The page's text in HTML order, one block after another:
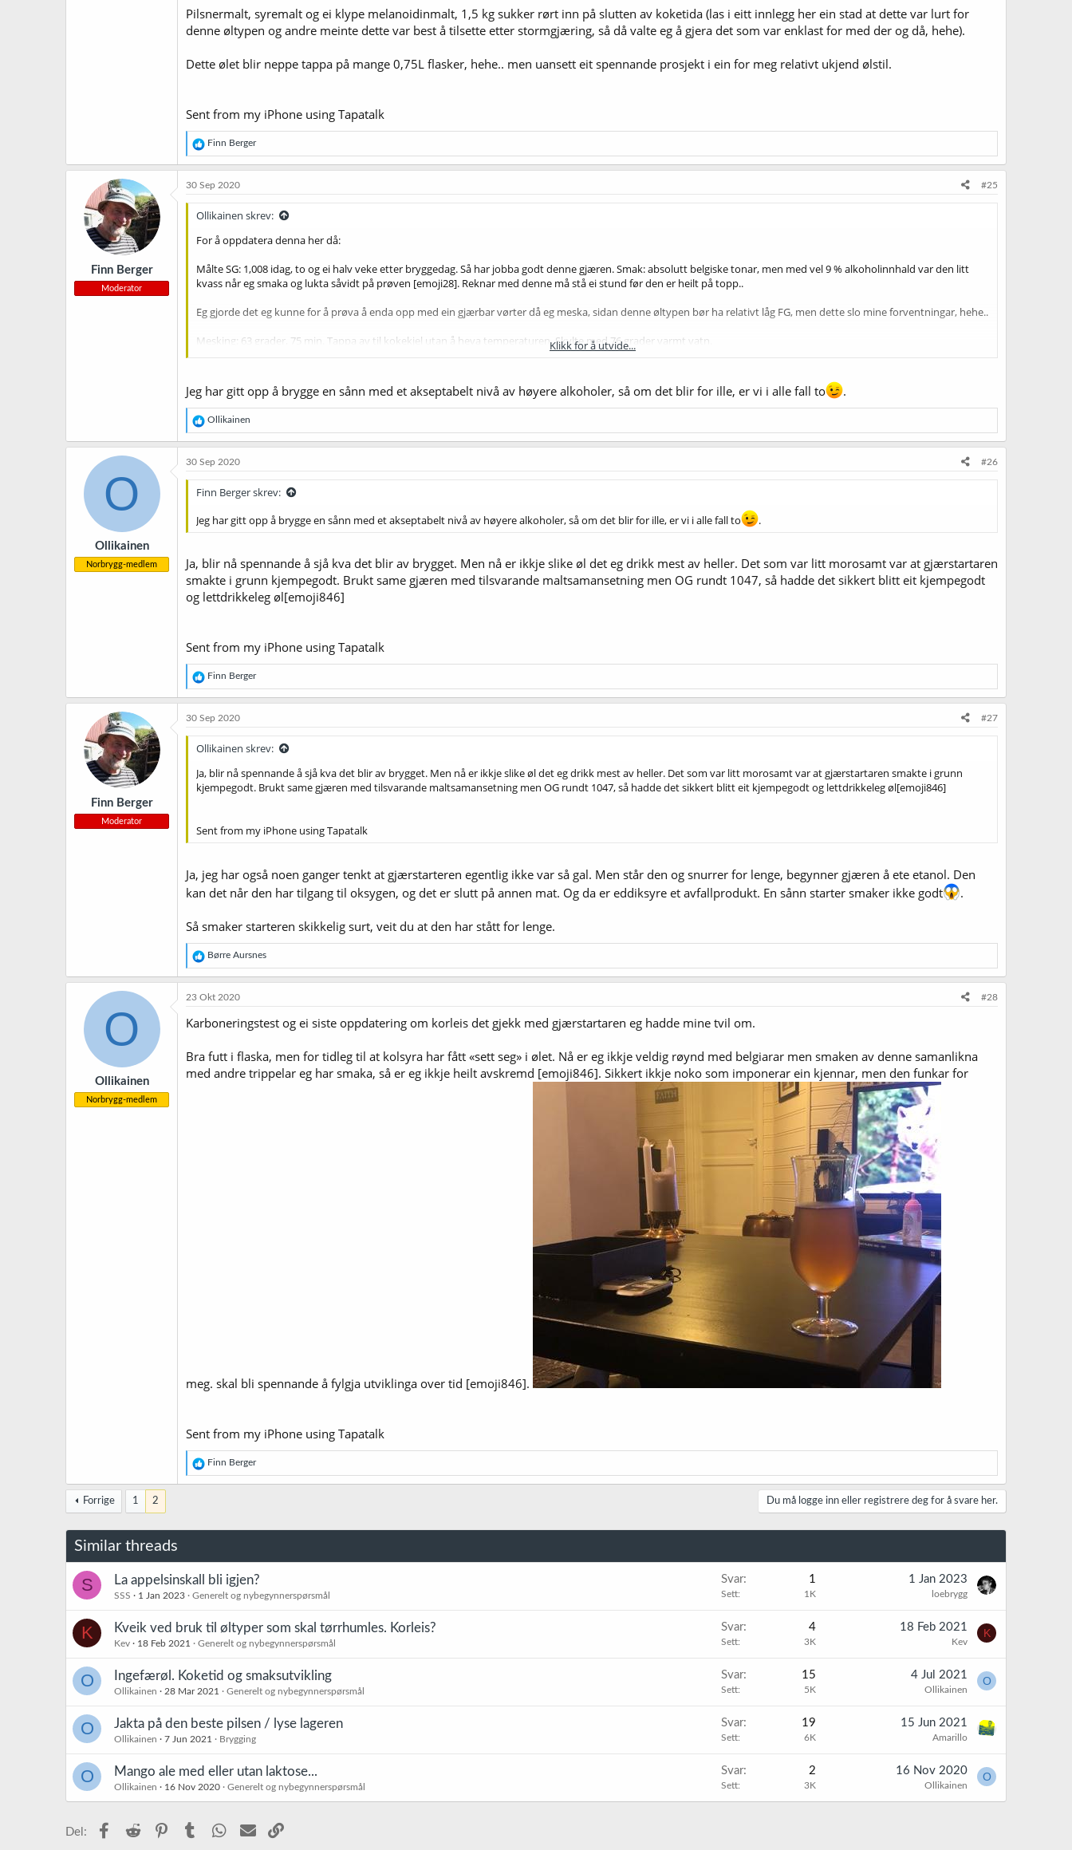
Pilsnermalt, syremalt og ei klype melanoidinmalt, 1,5 kg sukker rørt inn på slutten av koketida (las i eitt innlegg her ein stad at dette var lurt for
denne øltypen og andre meinte dette var best å tilsette etter stormgjæring, så då valte eg å gjera det som var enklast for med der og då, hehe).
Dette ølet blir neppe tappa på mange 0,75L flasker, hehe.. men uansett eit spennande prosjekt i ein for meg relativt ukjend ølstil.
Sent from my iPhone using Tapatalk
R
e
a
j
o
e
:
Finn Berger
Finn Berger
Moderator
30 Sep 2020 #25
Ollikainen skrev:
For å oppdatera denna her då:
Målte SG: 1,008 idag, to og ei halv veke etter bryggedag. Så har jobba godt denne gjæren. Smak: absolutt belgiske tonar, men med vel 9 % alkoholinnhald var den litt
kvass når eg smaka og lukta såvidt på prøven [emoji28]. Reknar med denne må stå ei stund før den er heilt på topp..
Eg gjorde det eg kunne for å prøva å enda opp med ein gjærbar vørter då eg meska, sidan denne øltypen bør ha relativt låg FG, men dette slo mine forventningar, hehe..
Mesking: 63 grader, 75 min. Tappa av til kokekjel utan å heva temperaturen. Skylte med 76 grader varmt vatn.
meinte dette var best å tilsette etter stormgjæring, så då valte eg å gjera det som var enklast for med der og då, hehe).
Dette ølet blir neppe tappa på mange 0,75L flasker, hehe.. men uansett eit spennande prosjekt i ein for meg relativt ukjend ølstil.
Sent from my iPhone using Tapatalk
Klikk for å utvide...
Jeg har gitt opp å brygge en sånn med et akseptabelt nivå av høyere alkoholer, så om det blir for ille, er vi i alle fall to .
R
e
a
j
o
e
Ollikainen
O
Ollikainen
Norbrygg-medlem
30 Sep 2020 #26
Finn Berger skrev:
Jeg har gitt opp å brygge en sånn med et akseptabelt nivå av høyere alkoholer, så om det blir for ille, er vi i alle fall to
.
Ja, blir nå spennande å sjå kva det blir av brygget. Men nå er ikkje slike øl det eg drikk mest av heller. Det som var litt morosamt var at gjærstartaren
smakte i grunn kjempegodt. Brukt same gjæren med tilsvarande maltsamansetning men OG rundt 1047, så hadde det sikkert blitt eit kjempegodt
og lettdrikkeleg øl[emoji846]
Sent from my iPhone using Tapatalk
R
e
a
j
o
e
r
Finn Berger
Finn Berger
Moderator
30 Sep 2020 #27
Ollikainen skrev:
Ja, blir nå spennande å sjå kva det blir av brygget. Men nå er ikkje slike øl det eg drikk mest av heller. Det som var litt morosamt var at gjærstartaren smakte i grunn
kjempegodt. Brukt same gjæren med tilsvarande maltsamansetning men OG rundt 1047, så hadde det sikkert blitt eit kjempegodt og lettdrikkeleg øl[emoji846]
Sent from my iPhone using Tapatalk
Ja, jeg har også noen ganger tenkt at gjærstarteren egentlig ikke var så gal. Men står den og snurrer for lenge, begynner gjæren å ete etanol. Den
kan det når den har tilgang til oksygen, og det er slutt på annen mat. Og da er eddiksyre et avfallprodukt. En sånn starter smaker ikke godt
.
Så smaker starteren skikkelig surt, veit du at den har stått for lenge.
R
e
a
k
o
e
r
Børre Aursnes
O
Ollikainen
Norbrygg-medlem
23 Okt 2020 #28
Karboneringstest og ei siste oppdatering om korleis det gjekk med gjærstartaren eg hadde mine tvil om.
Bra futt i flaska, men for tidleg til at kolsyra har fått «sett seg» i ølet. Nå er eg ikkje veldig røynd med belgiarar men smaken av denne samanlikna
med andre trippelar eg har smaka, så er eg ikkje heilt avskremd [emoji846]. Sikkert ikkje noko som imponerar ein kjennar, men den funkar for
meg. skal bli spennande å fylgja utviklinga over tid [emoji846].
Sent from my iPhone using Tapatalk
R
e
a
e
r
Finn Berger
Forrige 1 2 Du må logge inn eller registrere deg for å svare her.
Similar threads
S La appelsinskall bli igjen?
SSS 1 Jan 2023 Generelt og nybegynnerspørsmål
Svar 1
Sett 1K
1 Jan 2023
loebrygg
K Kveik ved bruk til øltyper som skal tørrhumles. Korleis?
Kev 18 Feb 2021 Generelt og nybegynnerspørsmål
Svar 4
Sett 3K
18 Feb 2021
Kev
K
O Ingefærøl. Koketid og smaksutvikling
Ollikainen 28 Mar 2021 Generelt og nybegynnerspørsmål
Svar 15
Sett 5K
4 Jul 2021
Ollikainen
O
O Jakta på den beste pilsen / lyse lageren
Ollikainen 7 Jun 2021 Brygging
Svar 19
Sett 6K
15 Jun 2021
Amarillo
O Mango ale med eller utan laktose...
Ollikainen 16 Nov 2020 Generelt og nybegynnerspørsmål
Svar 2
Sett 3K
16 Nov 2020
Ollikainen
O
Del: Facebook
Reddit PinterestTumblr WhatsApp
E-post